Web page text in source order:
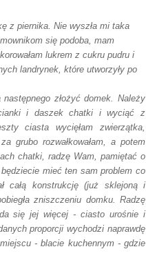
z piernika. Nie wyszła mi taka
się podoba, mam
lukrem z cukru pudru i
landrynek, które utworzyły po
złożyć domek. Należy
i daszek chatki i wyciąć z
ciasta wycięłam zwierzątka,
grubo rozwałkowałam, a potem
chatki, radzę Wam, pamiętać o
mieć ten sam problem co
całą konstrukcję (już sklejoną i
zniszczeniu domku. Radzę
się jej więcej - ciasto urośnie i
proporcji wychodzi naprawdę
- blacie kuchennym - gdzie